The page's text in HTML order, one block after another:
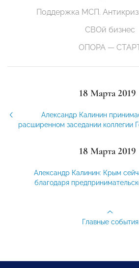
Поддержка МСП.
СВОй бизнес
ОПОРА —
18 Марта 2019
Александр Калинин
расширенном заседании коллегии
18 Марта 2019
Александр Калинин: Крым
благодаря
Главные события